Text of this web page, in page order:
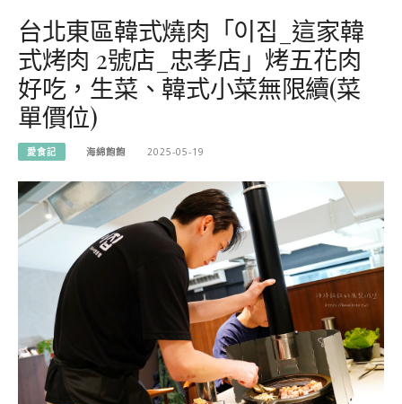
台北東區韓式燒肉「이집_這家韓
式烤肉 2號店_忠孝店」烤五花肉
好吃，生菜、韓式小菜無限續(菜
單價位)
愛食記 海綿飽飽 2025-05-19